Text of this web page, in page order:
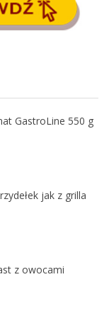
GastroLine 550 g
jak z grilla
z owocami